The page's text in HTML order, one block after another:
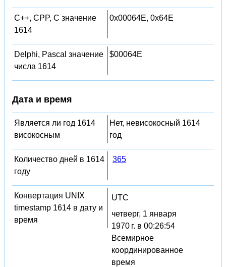
C++, CPP, C значение
1614
0x00064E, 0x64E
Delphi, Pascal значение
числа 1614
$00064E
Дата и время
Является ли год 1614
високосным
Нет, невисокосный 1614
год
Количество дней в 1614
году
365
Конвертация UNIX
timestamp 1614 в дату и
время
UTC
четверг, 1 января
1970 г. в 00:26:54
Всемирное
координированное
время